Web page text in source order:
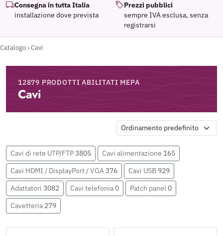
Consegna in tutta Italia
installazione dove prevista
Prezzi pubblici
sempre IVA esclusa, senza
registrarsi
Catalogo›Cavi
12879 PRODOTTI ABILITATI MEPA
Cavi
Cavi di rete UTP/FTP3805 Cavi alimentazione 165
Cavi HDMI / DisplayPort / VGA376 Cavi USB 929
Adattatori 3082 Cavi telefonia 0 Patch panel 0
Cavetteria 279